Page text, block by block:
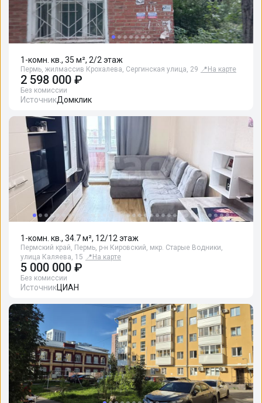
1-комн. кв., 35 м², 2/2 этаж
Пермь, жилмассив Крохалева, Сергинская улица, 29 📍 На карте
2 598 000 ₽
Без комиссии
ИсточникДомклик
1-комн. кв., 34.7 м², 12/12 этаж
Пермский край, Пермь, р-н Кировский, мкр. Старые Водники,
улица Каляева, 15 📍 На карте
5 000 000 ₽
Без комиссии
ИсточникЦИАН